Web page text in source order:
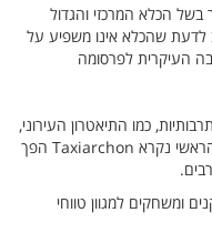
בשל הכלא המרכזי והגדול
לדעת שהכלא אינו משפיע על
העיקרית לפרסומה
כמו התיאטרון העירוני,
המארח מגוון הופעות לאורך השנה. הרחוב הראשי נקרא Taxiarchon הפך
ומשחקים למגוון טווחי